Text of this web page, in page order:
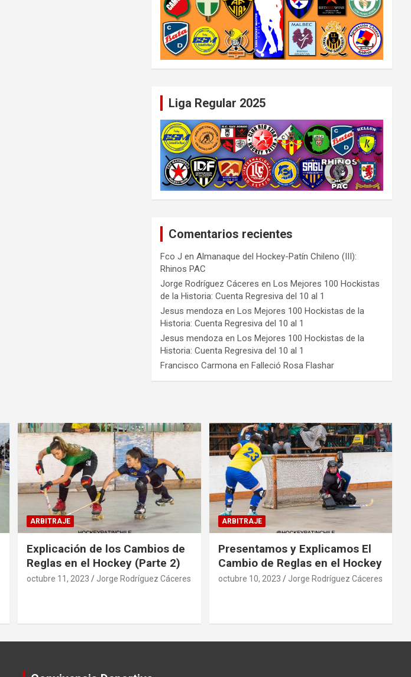
Liga Regular 2025
Comentarios recientes
Fco J enAlmanaque del Hockey-Patín Chileno (III):
Rhinos PAC
Jorge Rodríguez Cáceres enLos Mejores 100 Hockistas
de la Historia: Cuenta Regresiva del 10 al 1
Jesus mendoza enLos Mejores 100 Hockistas de la
Historia: Cuenta Regresiva del 10 al 1
Jesus mendoza enLos Mejores 100 Hockistas de la
Historia: Cuenta Regresiva del 10 al 1
Francisco Carmona enFalleció Rosa Flashar
ARBITRAJE
Explicación de los Cambios de
Reglas en el Hockey (Parte 2)
octubre 11, 2023 Jorge Rodríguez Cáceres
ARBITRAJE
Presentamos y Explicamos El
Cambio de Reglas en el Hockey
octubre 10, 2023 Jorge Rodríguez Cáceres